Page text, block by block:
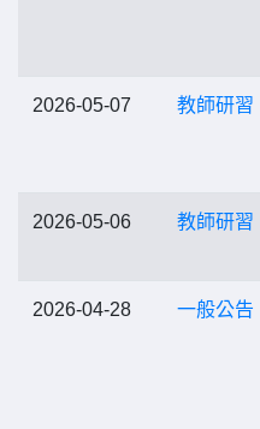
2026-05-07 教師研習
2026-05-06 教師研習
2026-04-28 一般公告